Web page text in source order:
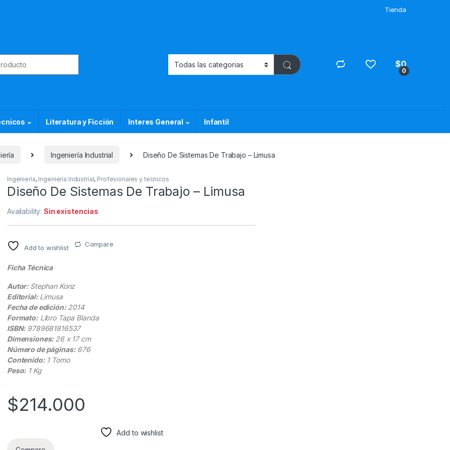
Tienda
0
$0
Literatura y Ficción Interes General Infantil
Ingeniería Industrial Diseño De Sistemas De Trabajo – Limusa
Ingeniería, Ingeniería Industrial, Profesionales y tecnicos
Diseño De Sistemas De Trabajo – Limusa
Availability:Sin existencias
Add to wishlist Compare
Ficha Técnica
Autor: Stephan Konz
Editorial:Limusa
Fecha de edición:2014
Formato:Libro Tapa Blanda
ISBN: 9789681816537
Dimensiones: 26 x 17 cm
Número de páginas:676
Contenido:1 Tomo
Peso: 1 Kg
$214.000
Add to wishlist